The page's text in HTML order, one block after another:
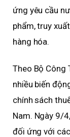
ứng yêu cầu
phẩm, truy
hàng hóa.
Theo Bộ Công
nhiều biến
chính sách
Nam. Ngày 9/
đối ứng với